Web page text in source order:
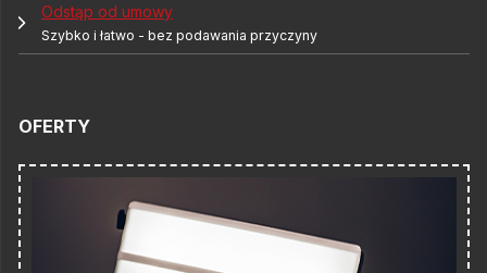
Odstąp od umowy
Szybko i łatwo - bez podawania przyczyny
OFERTY